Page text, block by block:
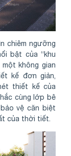
chiêm ngưỡng
bật của “khu
không gian
kế đơn giản,
thiết kế của
cùng lớp bê
vệ căn biệt
của thời tiết.